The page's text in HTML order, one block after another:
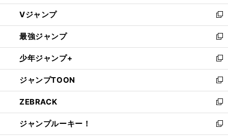
ウ
ィ
ン
ド
ウ
で
開
く
し
い
ウ
ィ
ン
ド
ウ
で
開
く
Vジャンプ
新
し
い
ウ
ィ
ン
ド
ウ
で
開
く
最強ジャンプ
新
し
い
ウ
ィ
ン
ド
ウ
で
少年ジャンプ+
新
し
い
ウ
ィ
ン
ド
ジャンプTOON
新
し
い
ウ
ィ
ZEBRACK
新
し
い
ジャンプルーキー！
新